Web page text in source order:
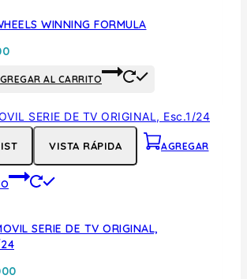
WINNING FORMULA
AL CARRITO
VISTA RÁPIDA AGREGAR
SERIE DE TV ORIGINAL,